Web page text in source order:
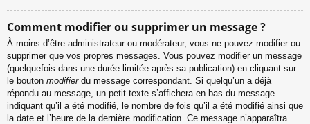
Comment modifier ou supprimer un message ?
À moins d’être administrateur ou modérateur, vous ne pouvez modifier ou
supprimer que vos propres messages. Vous pouvez modifier un message
(quelquefois dans une durée limitée après sa publication) en cliquant sur
le bouton modifierdu message correspondant. Si quelqu’un a déjà
répondu au message, un petit texte s’affichera en bas du message
indiquant qu’il a été modifié, le nombre de fois qu’il a été modifié ainsi que
la date et l’heure de la dernière modification. Ce message n’apparaîtra